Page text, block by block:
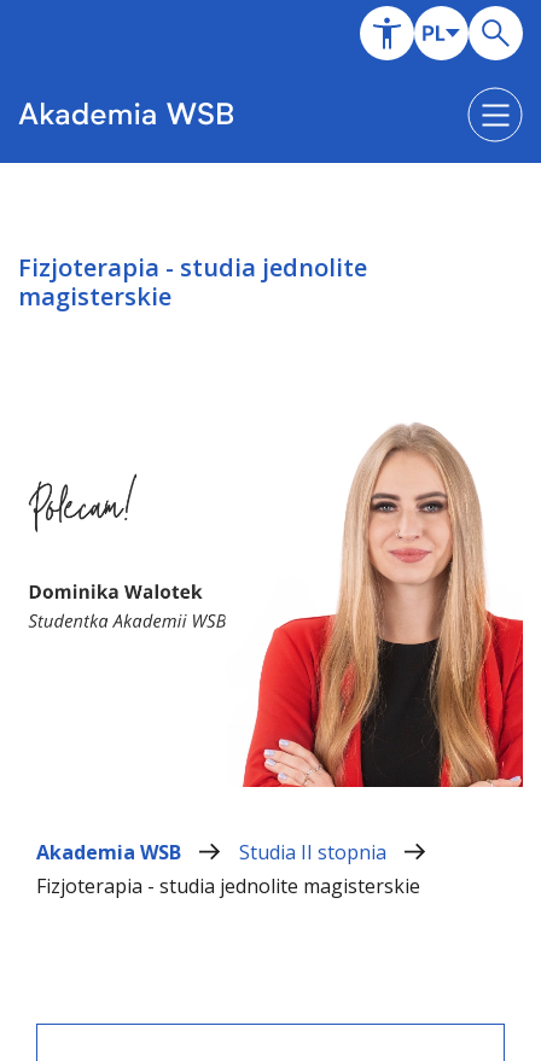
Fizjoterapia - studia jednolite
magisterskie
Akademia WSB
Studia II stopnia
Fizjoterapia - studia jednolite magisterskie